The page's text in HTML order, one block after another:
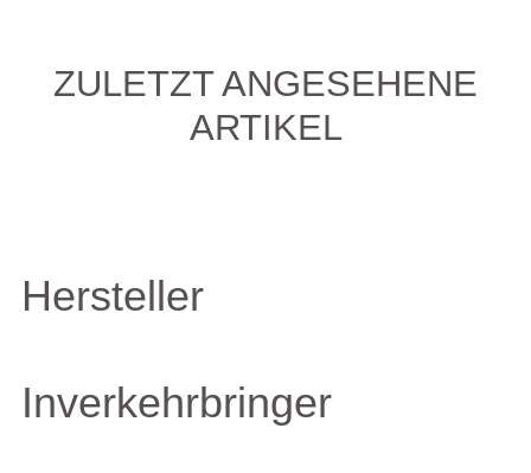
ZULETZT ANGESEHENE
ARTIKEL
Hersteller
Inverkehrbringer